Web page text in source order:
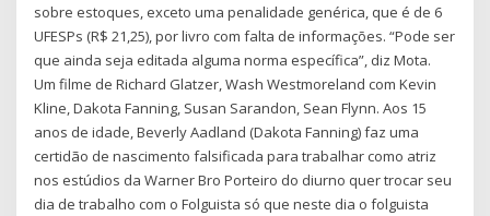
sobre estoques, exceto uma penalidade genérica, que é de 6
UFESPs (R$ 21,25), por livro com falta de informações. “Pode ser
que ainda seja editada alguma norma específica”, diz Mota.
Um filme de Richard Glatzer, Wash Westmoreland com Kevin
Kline, Dakota Fanning, Susan Sarandon, Sean Flynn. Aos 15
anos de idade, Beverly Aadland (Dakota Fanning) faz uma
certidão de nascimento falsificada para trabalhar como atriz
nos estúdios da Warner Bro Porteiro do diurno quer trocar seu
dia de trabalho com o Folguista só que neste dia o folguista